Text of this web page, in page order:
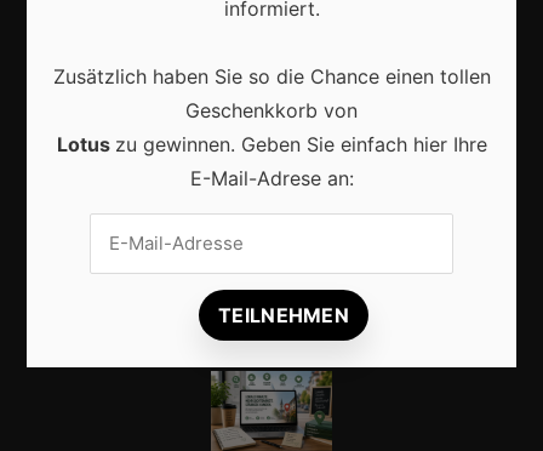
Aktuell
Lokale Suchmaschinenoptimierung bleibt der
Schlüssel für mehr regionale Kunden
informiert.
Zusätzlich haben Sie so die Chance einen tollen
Geschenkkorb von
Lotus zu gewinnen. Geben Sie einfach hier Ihre
E-Mail-Adrese an: